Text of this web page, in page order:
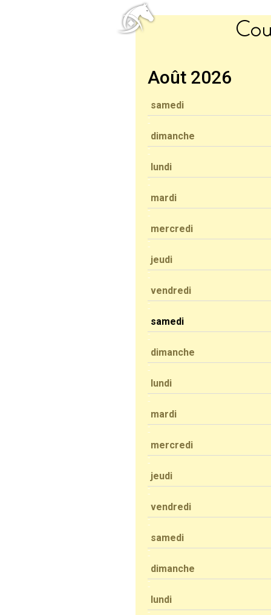
Août 2026
samedi
dimanche
lundi
mardi
mercredi
jeudi
vendredi
samedi
dimanche
lundi
mardi
mercredi
jeudi
vendredi
samedi
dimanche
lundi